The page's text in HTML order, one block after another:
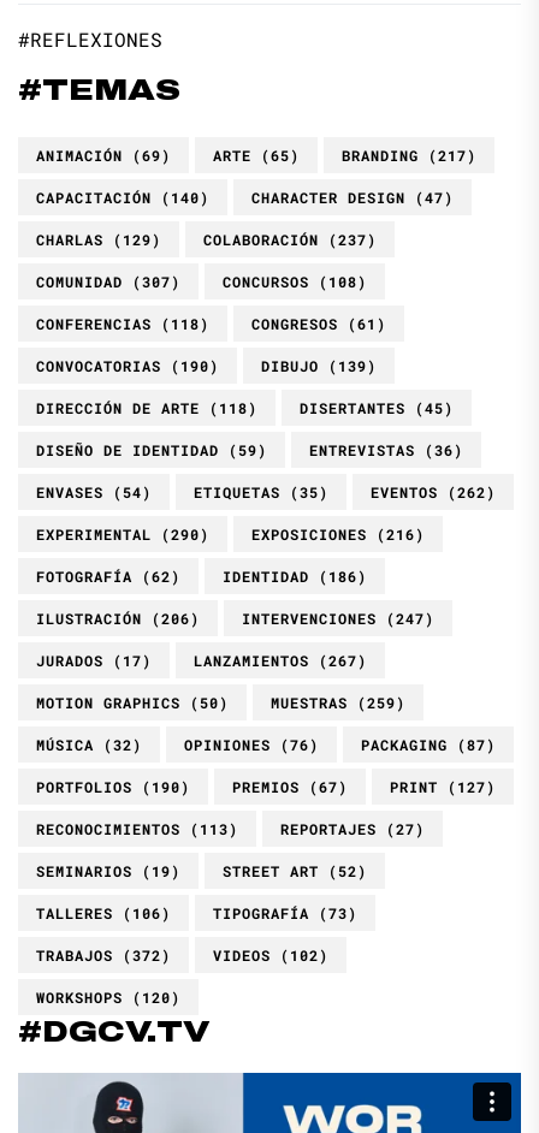
#REFLEXIONES
#TEMAS
ANIMACIÓN (69) ARTE (65) BRANDING (217)
CAPACITACIÓN (140) CHARACTER DESIGN (47)
CHARLAS (129) COLABORACIÓN (237)
COMUNIDAD (307) CONCURSOS (108)
CONFERENCIAS (118) CONGRESOS (61)
CONVOCATORIAS (190) DIBUJO (139)
DIRECCIÓN DE ARTE (118) DISERTANTES (45)
DISEÑO DE IDENTIDAD (59) ENTREVISTAS (36)
ENVASES (54) ETIQUETAS (35) EVENTOS (262)
EXPERIMENTAL (290) EXPOSICIONES (216)
FOTOGRAFÍA (62) IDENTIDAD (186)
ILUSTRACIÓN (206) INTERVENCIONES (247)
JURADOS (17) LANZAMIENTOS (267)
MOTION GRAPHICS (50) MUESTRAS (259)
MÚSICA (32) OPINIONES (76) PACKAGING (87)
PORTFOLIOS (190) PREMIOS (67) PRINT (127)
RECONOCIMIENTOS (113) REPORTAJES (27)
SEMINARIOS (19) STREET ART (52)
TALLERES (106) TIPOGRAFÍA (73)
TRABAJOS (372) VIDEOS (102)
WORKSHOPS (120)
#DGCV.TV
Reproductor